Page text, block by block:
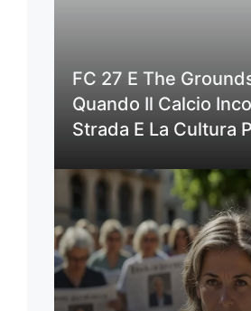
FC 27 E The
Quando Il Calcio
Strada E La Cultura